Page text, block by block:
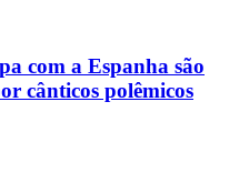
com a Espanha são
cânticos polêmicos